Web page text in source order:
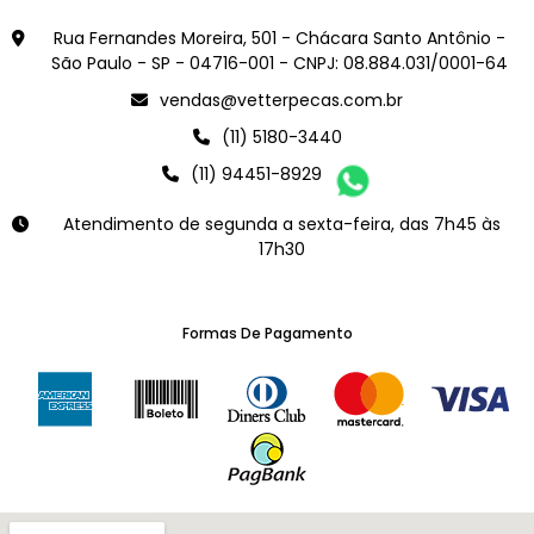
Rua Fernandes Moreira, 501 - Chácara Santo Antônio -
São Paulo - SP - 04716-001 - CNPJ: 08.884.031/0001-64
vendas@vetterpecas.com.br
(11) 5180-3440
(11) 94451-8929
Atendimento de segunda a sexta-feira, das 7h45 às
17h30
Formas De Pagamento